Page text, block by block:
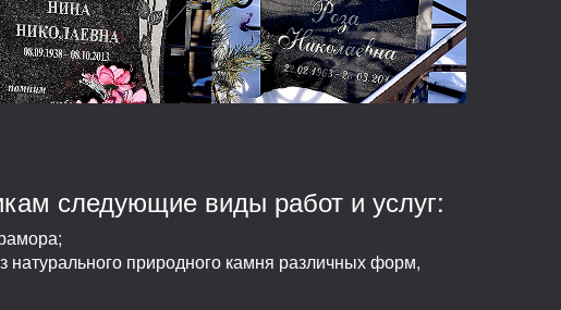
следующие виды работ и услуг:
натурального природного камня различных форм,